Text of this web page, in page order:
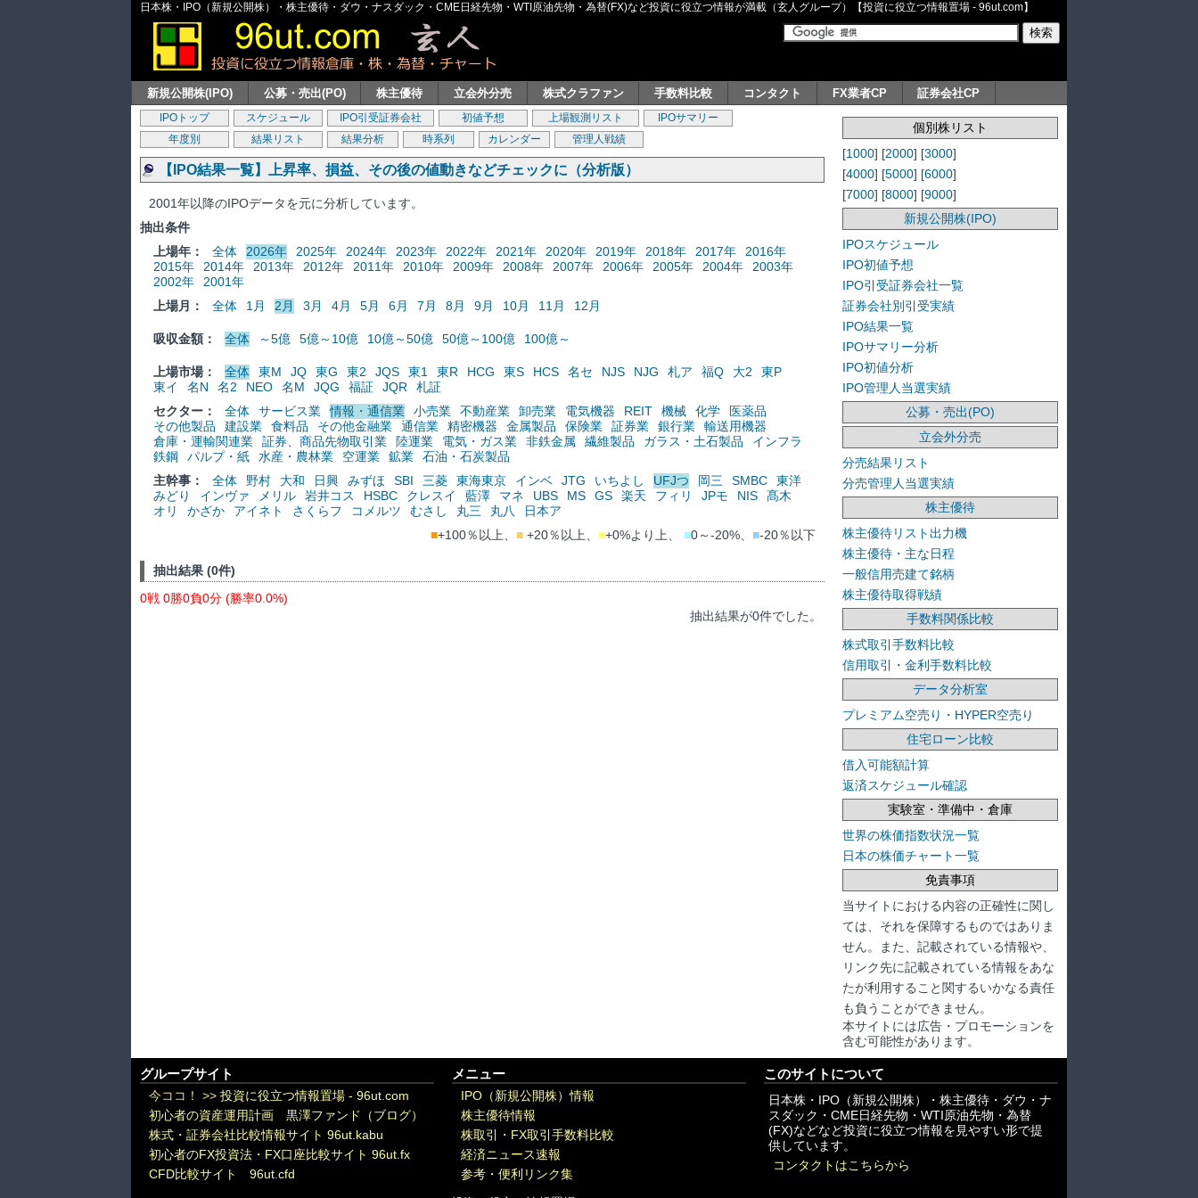
日本株・IPO（新規公開株）・株主優待・ダウ・ナスダック・CME日経先物・WTI原油先物・為替(FX)など投資に役立つ情報が満載（玄人グループ）【投資に役立つ情報置場 - 96ut.com】
新規公開株(IPO) 公募・売出(PO) 株主優待 立会外分売 株式クラファン 手数料比較 コンタクト FX業者CP 証券会社CP
IPOトップ スケジュール IPO引受証券会社 初値予想 上場観測リスト
IPOサマリー
年度別
結果リスト 結果分析 時系列 カレンダー 管理人戦績
【IPO結果一覧】上昇率、損益、その後の値動きなどチェックに（分析版）
2001年以降のIPOデータを元に分析しています。
抽出条件
上場年：
全体 2026年 2025年 2024年 2023年 2022年 2021年 2020年 2019年 2018年 2017年
2016年
2015年
2014年 2013年 2012年 2011年 2010年 2009年 2008年 2007年 2006年 2005年 2004年
2003年
2002年
2001年
上場月：
全体 1月 2月 3月 4月 5月 6月 7月 8月 9月 10月 11月 12月
吸収金額： 全体 ～5億 5億～10億 10億～50億 50億～100億 100億～
上場市場： 全体 東M JQ 東G 東2 JQS 東1 東R HCG 東S HCS 名セ NJS NJG 札ア 福Q 大2
東P
東イ
名N 名2 NEO 名M JQG 福証 JQR
札証
セクター：
全体 サービス業 情報・通信業 小売業 不動産業 卸売業 電気機器 REIT 機械 化学
医薬品
その他製品
建設業 食料品 その他金融業 通信業 精密機器 金属製品 保険業 証券業 銀行業
輸送用機器
倉庫・運輸関連業
証券、商品先物取引業 陸運業 電気・ガス業 非鉄金属 繊維製品 ガラス・土石製品
インフラ
鉄鋼
パルプ・紙 水産・農林業 空運業 鉱業
石油・石炭製品
主幹事：
全体 野村 大和 日興 みずほ SBI 三菱 東海東京 インベ JTG いちよし UFJつ 岡三 SMBC
東洋
みどり
インヴァ メリル 岩井コス HSBC クレスイ 藍澤 マネ UBS MS GS 楽天 フィリ JPモ NIS
髙木
オリ
かざか アイネト さくらフ コメルツ むさし 丸三 丸八
日本ア
■+100％以上、 ■+20％以上、 ■+0%より上、 ■0～-20%、 ■-20％以下
抽出結果 (0件)
0戦 0勝0負0分 (勝率0.0%)
抽出結果が0件でした。
個別株リスト
[1000] [2000] [3000]
[4000] [5000] [6000]
[7000] [8000] [9000]
新規公開株(IPO)
IPOスケジュール
IPO初値予想
IPO引受証券会社一覧
証券会社別引受実績
IPO結果一覧
IPOサマリー分析
IPO初値分析
IPO管理人当選実績
公募・売出(PO)
立会外分売
分売結果リスト
分売管理人当選実績
株主優待
株主優待リスト出力機
株主優待・主な日程
一般信用売建て銘柄
株主優待取得戦績
手数料関係比較
株式取引手数料比較
信用取引・金利手数料比較
データ分析室
プレミアム空売り・HYPER空売り
住宅ローン比較
借入可能額計算
返済スケジュール確認
実験室・準備中・倉庫
世界の株価指数状況一覧
日本の株価チャート一覧
免責事項
当サイトにおける内容の正確性に関し
ては、それを保障するものではありま
せん。また、記載されている情報や、
リンク先に記載されている情報をあな
たが利用すること関するいかなる責任
も負うことができません。
本サイトには広告・プロモーションを
含む可能性があります。
グループサイト
今ココ！ >> 投資に役立つ情報置場 - 96ut.com
初心者の資産運用計画 黒澤ファンド（ブログ）
株式・証券会社比較情報サイト 96ut.kabu
初心者のFX投資法・FX口座比較サイト 96ut.fx
CFD比較サイト 96ut.cfd
メニュー
IPO（新規公開株）情報
株主優待情報
株取引・FX取引手数料比較
経済ニュース速報
参考・便利リンク集
このサイトについて
日本株・IPO（新規公開株）・株主優待・ダウ・ナ
スダック・CME日経先物・WTI原油先物・為替
(FX)などなど投資に役立つ情報を見やすい形で提
供しています。
コンタクトはこちらから